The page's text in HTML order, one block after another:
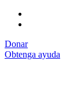
Donar
Obtenga ayuda